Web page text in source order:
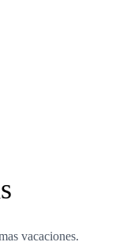
vacaciones.